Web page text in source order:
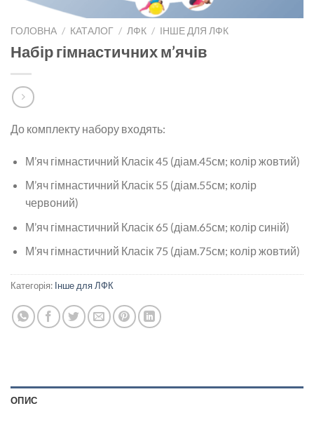
ГОЛОВНА / КАТАЛОГ / ЛФК / ІНШЕ ДЛЯ ЛФК
Набір гімнастичних м’ячів
До комплекту набору входять:
М’яч гімнастичний Класік 45 (діам.45см; колір жовтий)
М’яч гімнастичний Класік 55 (діам.55см; колір
червоний)
М’яч гімнастичний Класік 65 (діам.65см; колір синій)
М’яч гімнастичний Класік 75 (діам.75см; колір жовтий)
Категорія: Інше для ЛФК
ОПИС